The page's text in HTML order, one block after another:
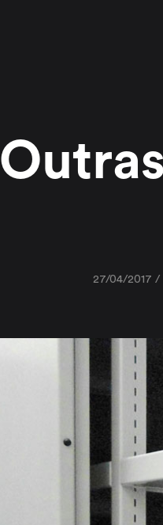
27/04/2017 /